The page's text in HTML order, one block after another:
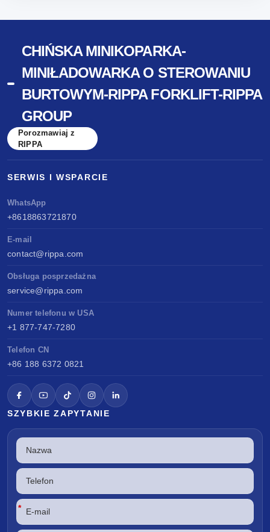
CHIŃSKA MINIKOPARKA-
MINIŁADOWARKA O STEROWANIU
BURTOWYM-RIPPA FORKLIFT-RIPPA
GROUP
Porozmawiaj z
RIPPA
SERWIS I WSPARCIE
WhatsApp
+8618863721870
E-mail
contact@rippa.com
Obsługa posprzedażna
service@rippa.com
Numer telefonu w USA
+1 877-747-7280
Telefon CN
+86 188 6372 0821
SZYBKIE ZAPYTANIE
*